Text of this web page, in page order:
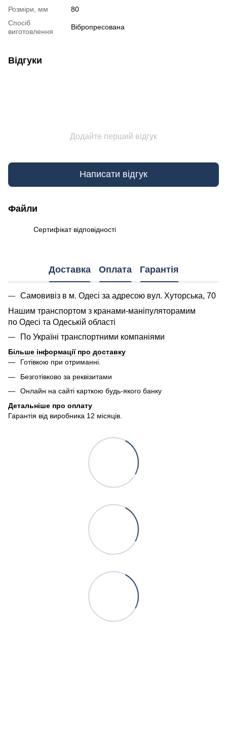
Розміри, мм
80
Спосіб
виготовлення
Вібропресована
Відгуки
Додайте перший відгук
Написати відгук
Файли
Сертифікат відповідності
Доставка Оплата Гарантія
Самовивіз в м. Одесі за адресою вул. Хуторська, 70
Нашим транспортом з кранами-маніпуляторамим
по Одесі та Одеській області
По Україні транспортними компаніями
Більше інформації про доставку
Готівкою при отриманні.
Безготівково за реквізитами
Онлайн на сайті карткою будь-якого банку
Детальніше про оплату
Гарантія від виробника 12 місяців.